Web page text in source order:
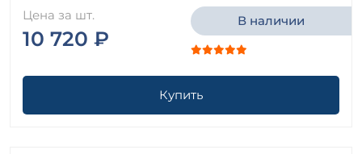
Цена за шт.
10 720 ₽
В наличии
Купить